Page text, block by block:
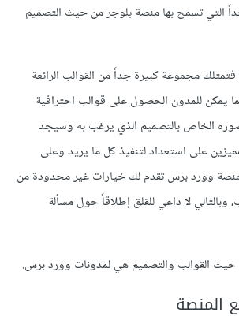
التي تسمح بها منصة بلوجر من حيث التصميم
مجموعة كبيرة جداً من القوالب الرائعة
يمكن للمدون الحصول على قوالب احترافية
الخاص بالتصميم الذي يرغب به وسيجد
على استعداد لتنفيذ كل ما يريد وعلى
وورد برس تقدم لك خيارات غير محدودة من
وبالتالي لا داعي للقلق إطلاقاً حول مسألة
حيث القوالب والتصميم هي لمدونات وورد برس.
المنصة